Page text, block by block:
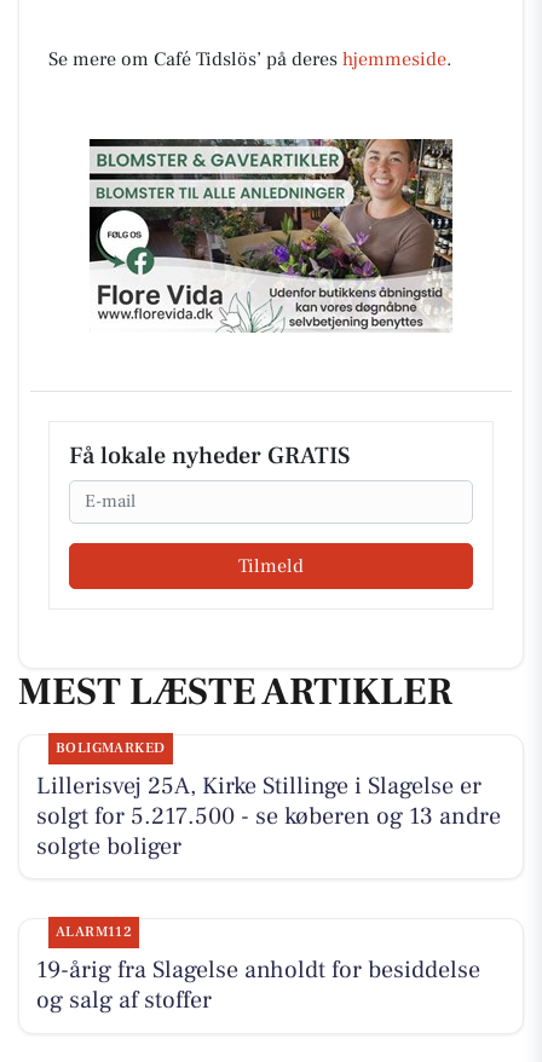
Se mere om Café Tidslös’ på deres hjemmeside.
Få lokale nyheder GRATIS
Email
Tilmeld
MEST LÆSTE ARTIKLER
BOLIGMARKED
Lillerisvej 25A, Kirke Stillinge i Slagelse er
solgt for 5.217.500 - se køberen og 13 andre
solgte boliger
ALARM112
19-årig fra Slagelse anholdt for besiddelse
og salg af stoffer